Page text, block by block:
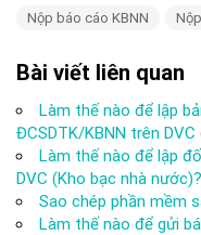
Nộp báo cáo KBNN
Bài viết liên quan
Làm thế nào để lập
ĐCSDTK/KBNN trên
Làm thế nào để lập
DVC (Kho bạc nhà nước)?
Sao chép phần mềm
Làm thế nào để gửi